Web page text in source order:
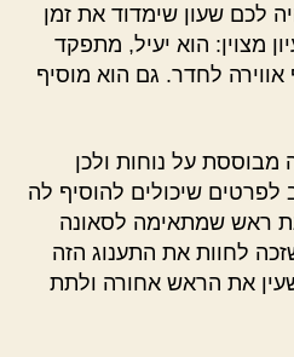
לכם שעון שימדוד את זמן
מצוין: הוא יעיל, מתפקד
לחדר. גם הוא מוסיף
מבוססת על נוחות ולכן
שיכולים להוסיף לה
ראש שמתאימה לסאונה
לחוות את התענוג הזה
את הראש אחורה ולתת